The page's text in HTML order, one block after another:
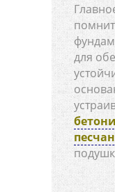
для